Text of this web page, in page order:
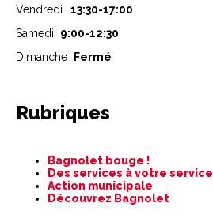
Vendredi
13:30-17:00
Samedi 9:00-12:30
Dimanche
Fermé
Rubriques
contenu
Bagnolet bouge !
Des services à votre service
Action municipale
Découvrez Bagnolet